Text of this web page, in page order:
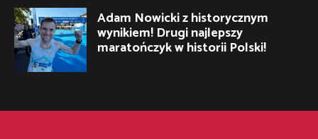
Adam Nowicki z historycznym
wynikiem! Drugi najlepszy
maratończyk w historii Polski!